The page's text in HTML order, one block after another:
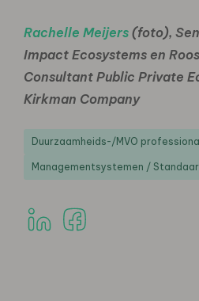
Rachelle Meijers (foto),
Impact Ecosystems en
Consultant Public Private
Kirkman Company
Duurzaamheids-/MVO
Managementsystemen /